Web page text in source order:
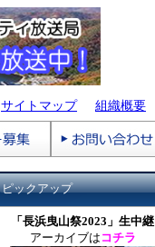
サイトマップ
組織概要
ピックアップ
「長浜曳山祭2023」生中継
アーカイブは コチラ